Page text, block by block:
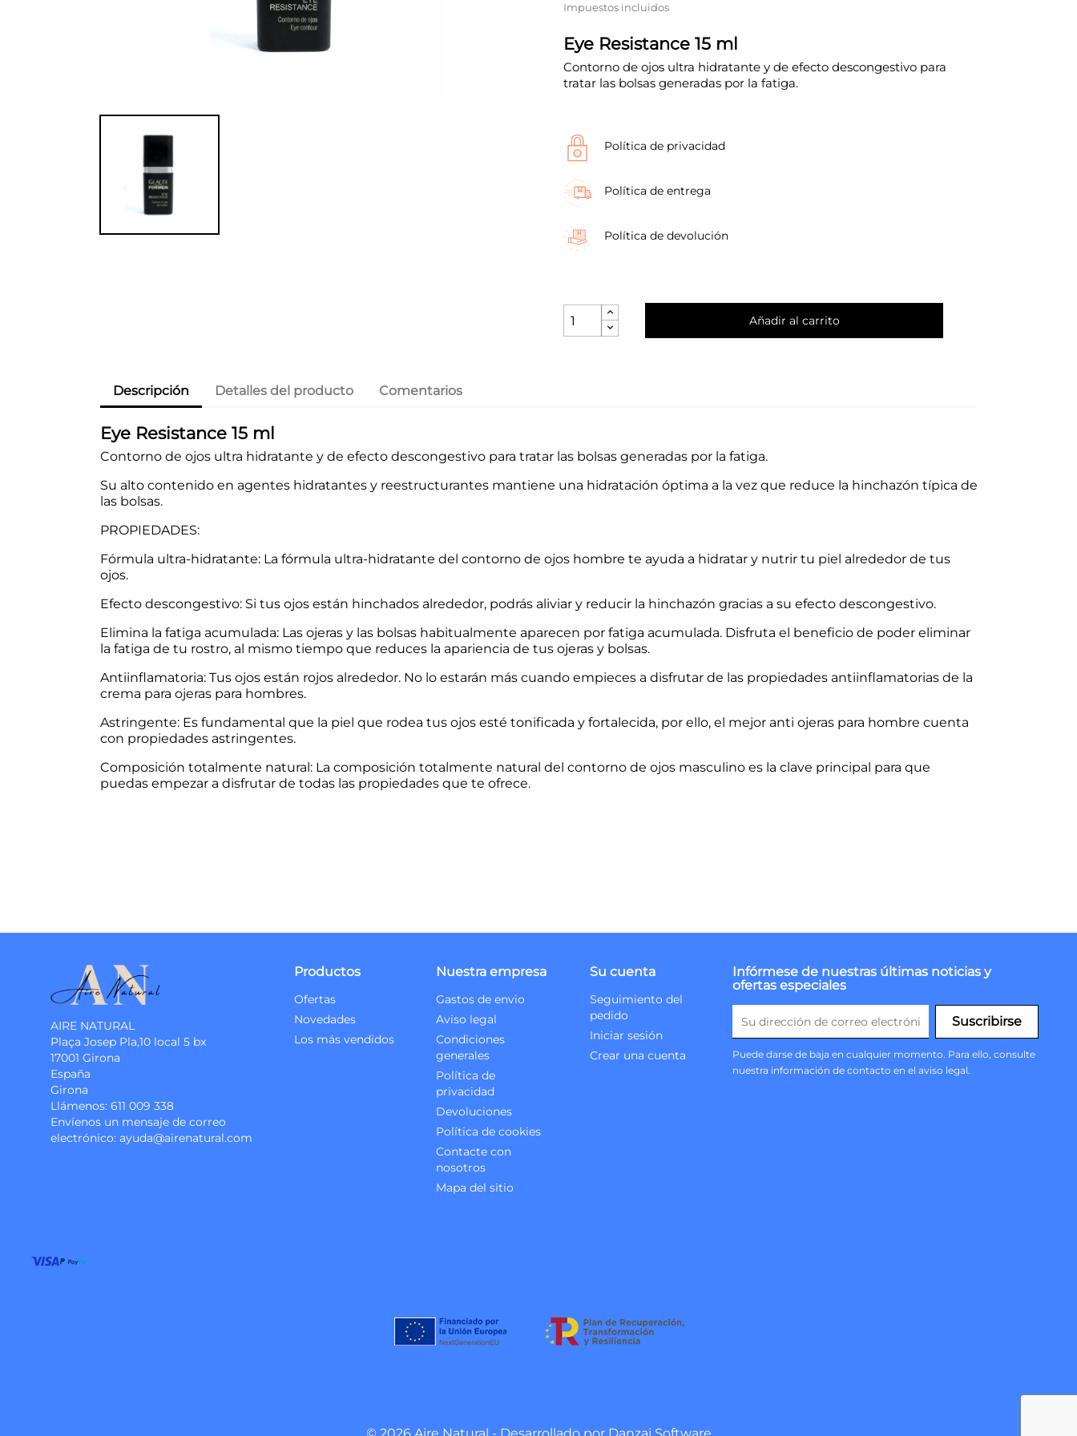
Impuestos incluidos
Eye Resistance 15 ml
Contorno de ojos ultra hidratante y de efecto descongestivo para
tratar las bolsas generadas por la fatiga.
Política de privacidad
Política de entrega
Política de devolución
Añadir al carrito
Descripción Detalles del producto Comentarios
Eye Resistance 15 ml
Contorno de ojos ultra hidratante y de efecto descongestivo para tratar las bolsas generadas por la fatiga.
Su alto contenido en agentes hidratantes y reestructurantes mantiene una hidratación óptima a la vez que reduce la hinchazón típica de
las bolsas.
PROPIEDADES:
Fórmula ultra-hidratante: La fórmula ultra-hidratante del contorno de ojos hombre te ayuda a hidratar y nutrir tu piel alrededor de tus
ojos.
Efecto descongestivo: Si tus ojos están hinchados alrededor, podrás aliviar y reducir la hinchazón gracias a su efecto descongestivo.
Elimina la fatiga acumulada: Las ojeras y las bolsas habitualmente aparecen por fatiga acumulada. Disfruta el beneficio de poder eliminar
la fatiga de tu rostro, al mismo tiempo que reduces la apariencia de tus ojeras y bolsas.
Antiinflamatoria: Tus ojos están rojos alrededor. No lo estarán más cuando empieces a disfrutar de las propiedades antiinflamatorias de la
crema para ojeras para hombres.
Astringente: Es fundamental que la piel que rodea tus ojos esté tonificada y fortalecida, por ello, el mejor anti ojeras para hombre cuenta
con propiedades astringentes.
Composición totalmente natural: La composición totalmente natural del contorno de ojos masculino es la clave principal para que
puedas empezar a disfrutar de todas las propiedades que te ofrece.
AIRE NATURAL
Plaça Josep Pla,10 local 5 bx
17001 Girona
España
Girona
Llámenos: 611 009 338
Envíenos un mensaje de correo
electrónico: ayuda@airenatural.com
Productos
Ofertas
Novedades
Los más vendidos
Nuestra empresa
Gastos de envio
Aviso legal
Condiciones
generales
Política de
privacidad
Devoluciones
Política de cookies
Contacte con
nosotros
Mapa del sitio
Su cuenta
Seguimiento del
pedido
Iniciar sesión
Crear una cuenta
Infórmese de nuestras últimas noticias y
ofertas especiales
Puede darse de baja en cualquier momento. Para ello, consulte
nuestra información de contacto en el aviso legal.